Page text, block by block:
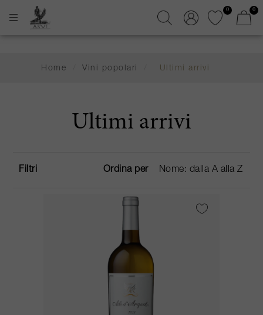
0 0
Home Vini popolari Ultimi arrivi
Ultimi arrivi
Filtri Ordina per